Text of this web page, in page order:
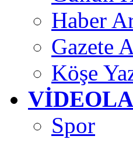
Haber
Gazete
Köşe
Spor